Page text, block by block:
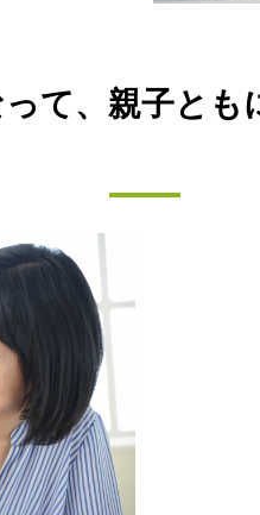
て、親子とも